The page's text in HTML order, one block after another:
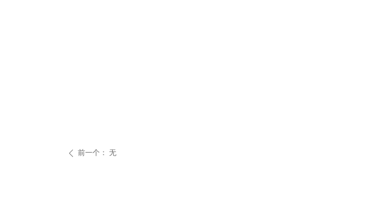
ꄴ 前一个： 无